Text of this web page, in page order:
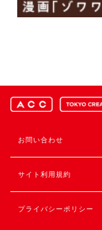
お問い合わせ
サイト利用規約
プライバシーポリシー